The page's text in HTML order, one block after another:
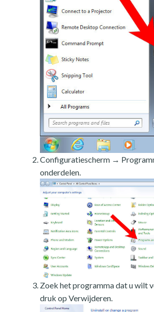
Configuratiescherm →
onderdelen.
Zoek het programma dat u wilt
druk op Verwijderen.